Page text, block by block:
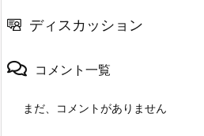
ディスカッション
コメント一覧
まだ、コメントがありません